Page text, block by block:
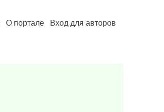
О портале Вход для авторов